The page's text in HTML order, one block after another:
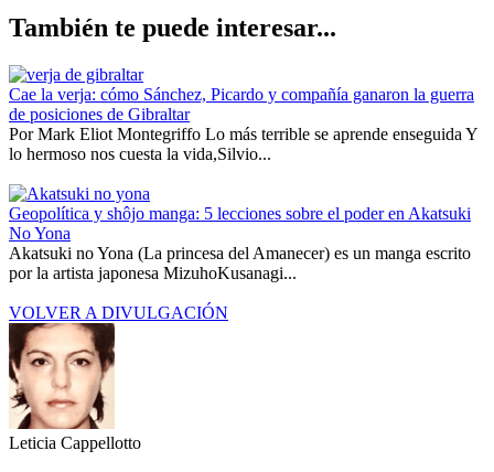
También te puede interesar...
Cae la verja: cómo Sánchez, Picardo y compañía ganaron la guerra
de posiciones de Gibraltar
Por Mark Eliot Montegriffo Lo más terrible se aprende enseguida Y
lo hermoso nos cuesta la vida,Silvio...
Geopolítica y shôjo manga: 5 lecciones sobre el poder en Akatsuki
No Yona
Akatsuki no Yona (La princesa del Amanecer) es un manga escrito
por la artista japonesa MizuhoKusanagi...
VOLVER A DIVULGACIÓN
Leticia Cappellotto